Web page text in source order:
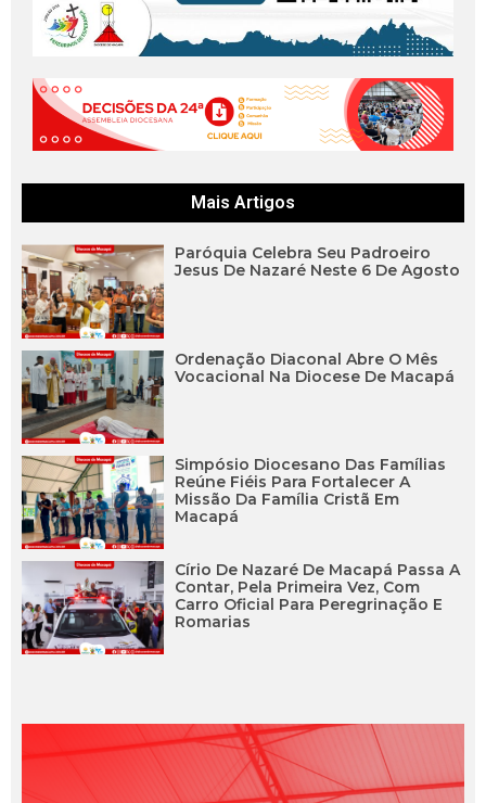
Mais Artigos
Paróquia Celebra Seu Padroeiro
Jesus De Nazaré Neste 6 De Agosto
Ordenação Diaconal Abre O Mês
Vocacional Na Diocese De Macapá
Simpósio Diocesano Das Famílias
Reúne Fiéis Para Fortalecer A
Missão Da Família Cristã Em
Macapá
Círio De Nazaré De Macapá Passa A
Contar, Pela Primeira Vez, Com
Carro Oficial Para Peregrinação E
Romarias